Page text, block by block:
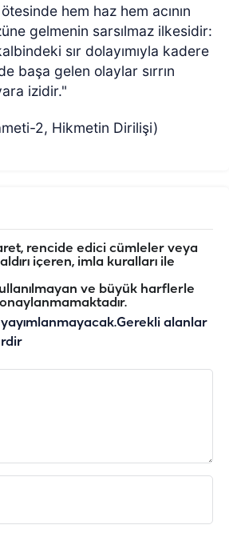
hem haz hem acının
gelmenin sarsılmaz ilkesidir:
sır dolayımıyla kadere
başa gelen olaylar sırrın
izidir."
2, Hikmetin Dirilişi)
rencide edici cümleler veya
içeren, imla kuralları ile
ve büyük harflerle
yayımlanmayacak.Gerekli alanlar